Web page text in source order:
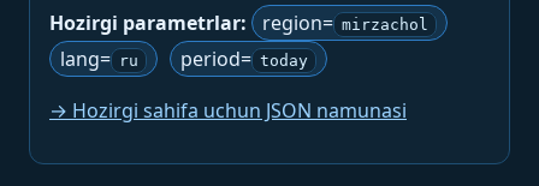
Hozirgi parametrlar: region= mirzachol
lang= ru period= today
→ Hozirgi sahifa uchun JSON namunasi